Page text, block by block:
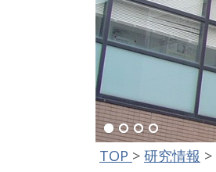
TOP > 研究情報 >